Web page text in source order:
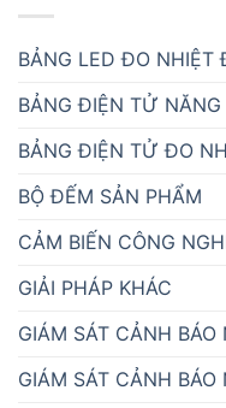
BẢNG LED ĐO NHIỆT
BẢNG ĐIỆN TỬ NĂNG
BẢNG ĐIỆN TỬ ĐO
BỘ ĐẾM SẢN PHẨM
CẢM BIẾN CÔNG
GIẢI PHÁP KHÁC
GIÁM SÁT CẢNH
GIÁM SÁT CẢNH BÁO